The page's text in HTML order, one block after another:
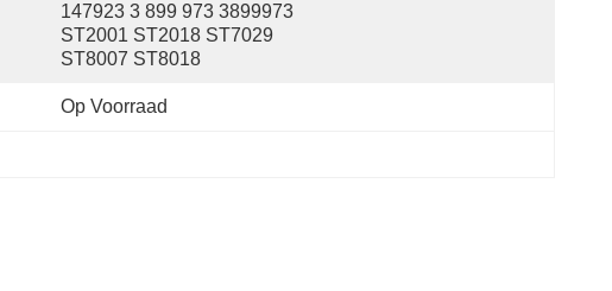
147923 3 899 973 3899973
ST2001 ST2018 ST7029
ST8007 ST8018
Op Voorraad